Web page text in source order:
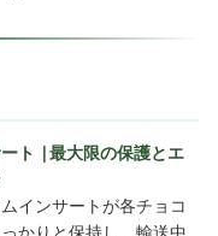
ト |最大限の保護とエ
インサートが各チョコ